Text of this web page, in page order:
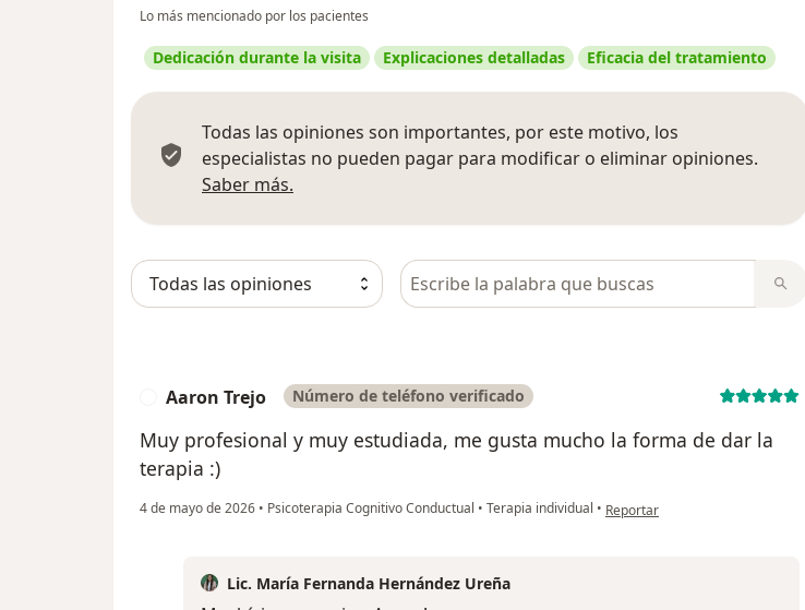
Lo más mencionado por los pacientes
Dedicación durante la visita Explicaciones detalladas Eficacia del tratamiento
Todas las opiniones son importantes, por este motivo, los
especialistas no pueden pagar para modificar o eliminar opiniones.
Saber más.
Busca en opiniones
Aaron Trejo Número de teléfono verificado
Muy profesional y muy estudiada, me gusta mucho la forma de dar la
terapia :)
4 de mayo de 2026 • Psicoterapia Cognitivo Conductual • Terapia individual • en opinión del usuario Aaron Trejo
Reportar
Lic. María Fernanda Hernández Ureña